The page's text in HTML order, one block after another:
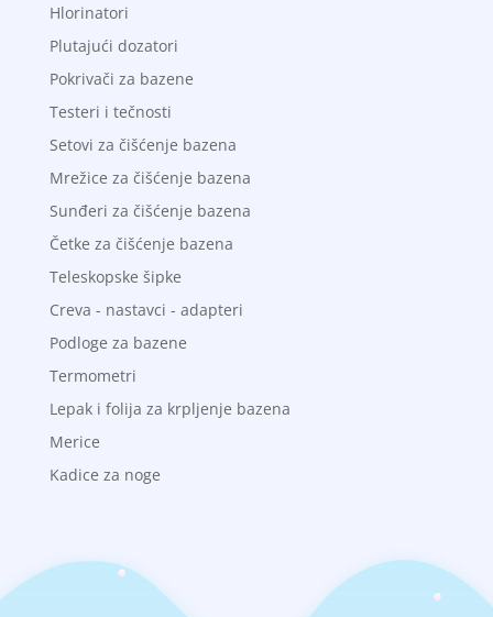
Hlorinatori
Plutajući dozatori
Pokrivači za bazene
Testeri i tečnosti
Setovi za čišćenje bazena
Mrežice za čišćenje bazena
Sunđeri za čišćenje bazena
Četke za čišćenje bazena
Teleskopske šipke
Creva - nastavci - adapteri
Podloge za bazene
Termometri
Lepak i folija za krpljenje bazena
Merice
Kadice za noge